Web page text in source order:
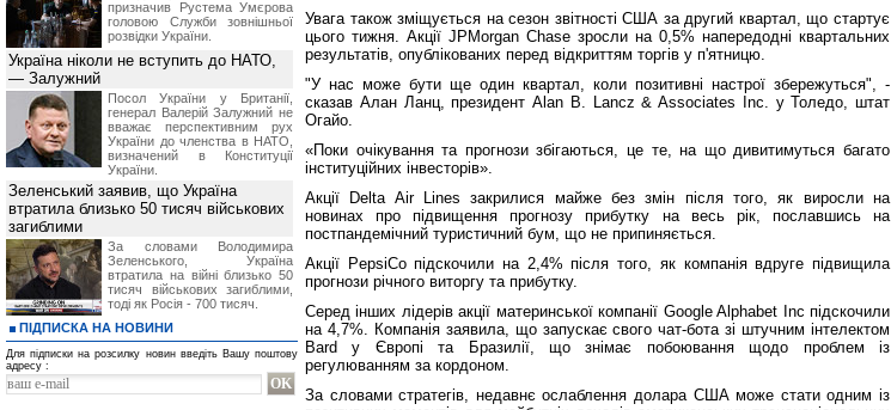
Увага також зміщується на сезон звітності США за другий квартал, що стартує
цього тижня. Акції JPMorgan Chase зросли на 0,5% напередодні квартальних
результатів, опублікованих перед відкриттям торгів у п'ятницю.
"У нас може бути ще один квартал, коли позитивні настрої збережуться", -
сказав Алан Ланц, президент Alan B. Lancz & Associates Inc. у Толедо, штат
Огайо.
«Поки очікування та прогнози збігаються, це те, на що дивитимуться багато
інституційних інвесторів».
Акції Delta Air Lines закрилися майже без змін після того, як виросли на
новинах про підвищення прогнозу прибутку на весь рік, пославшись на
постпандемічний туристичний бум, що не припиняється.
Акції PepsiCo підскочили на 2,4% після того, як компанія вдруге підвищила
прогнози річного виторгу та прибутку.
Серед інших лідерів акції материнської компанії Google Alphabet Inc підскочили
на 4,7%. Компанія заявила, що запускає свого чат-бота зі штучним інтелектом
Bard у Європі та Бразилії, що знімає побоювання щодо проблем із
регулюванням за кордоном.
За словами стратегів, недавнє ослаблення долара США може стати одним із
призначив Pустема Умєрова
головою Служби зовнішньої
розвідки України.
Україна ніколи не вступить до НАТО,
— Залужний
Посол України у Британії,
генерал Валерій Залужний не
вважає перспективним рух
України до членства в НАТО,
визначений в Конституції
України.
Зеленський заявив, що Україна
втратила близько 50 тисяч військових
загиблими
За словами Володимира
Зеленського, Україна
втратила на війні близько 50
тисяч військових загиблими,
тоді як Росія - 700 тисяч.
ПІДПИСКА НА НОВИНИ
Для підписки на розсилку новин введіть Вашу поштову
адресу :